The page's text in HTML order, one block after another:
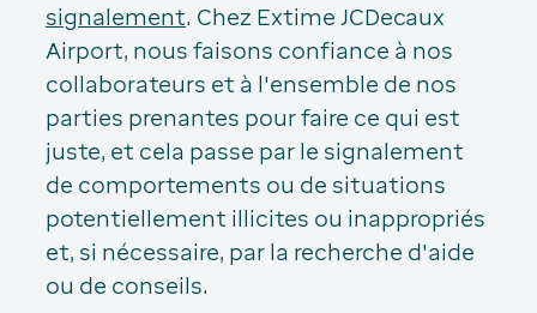
signalement. Chez Extime JCDecaux
Airport, nous faisons confiance à nos
collaborateurs et à l'ensemble de nos
parties prenantes pour faire ce qui est
juste, et cela passe par le signalement
de comportements ou de situations
potentiellement illicites ou inappropriés
et, si nécessaire, par la recherche d'aide
ou de conseils.